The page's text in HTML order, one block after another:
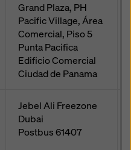
Grand Plaza, PH
Pacific Village, Área
Comercial, Piso 5
Punta Pacifica
Edificio Comercial
Ciudad de Panama
Jebel Ali Freezone
Dubai
Postbus61407